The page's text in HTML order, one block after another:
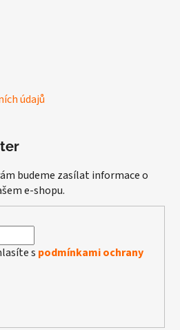
údajů
budeme zasílat informace o
e-shopu.
s podmínkami ochrany